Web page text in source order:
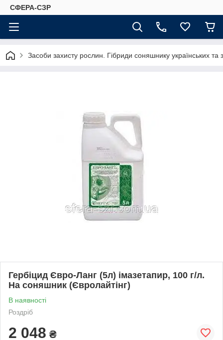
СФЕРА-СЗР
Засоби захисту рослин. Гібриди соняшнику українських та
Гербіцид Євро-Ланг (5л) імазетапир, 100 г/л.
На соняшник (Євролайтінг)
В наявності
Роздріб
2 048 ₴